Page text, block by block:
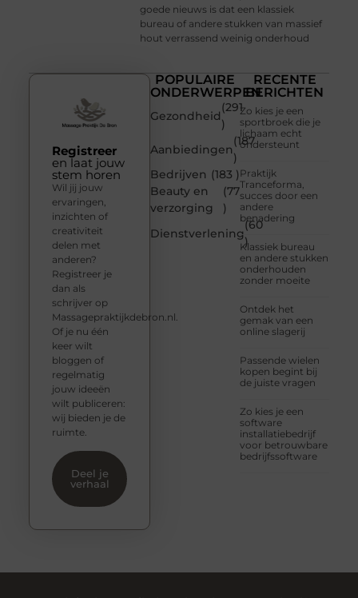
goede nieuws is dat een klassiek
bureau of andere stukken van massief
hout verrassend weinig onderhoud
POPULAIRE
ONDERWERPEN
Gezondheid
(291
)
Aanbiedingen
(187
)
Bedrijven (183 )
Beauty en
verzorging
(77
)
Dienstverlening
(60
)
RECENTE
BERICHTEN
Zo kies je een
sportbroek die je
lichaam echt
ondersteunt
Praktijk
Tranceforma,
succes door een
andere
benadering
Klassiek bureau
en andere stukken
onderhouden
zonder moeite
Ontdek het
gemak van een
online slagerij
Passende wielen
kopen begint bij
de juiste vragen
Zo kies je een
software
installatiebedrijf
voor betrouwbare
bedrijfssoftware
Registreer
en laat jouw
stem horen
Wil jij jouw
ervaringen,
inzichten of
creativiteit
delen met
anderen?
Registreer je
dan als
schrijver op
Massagepraktijkdebron.nl.
Of je nu één
keer wilt
bloggen of
regelmatig
jouw ideeën
wilt publiceren:
wij bieden je de
ruimte.
Deel je
verhaal